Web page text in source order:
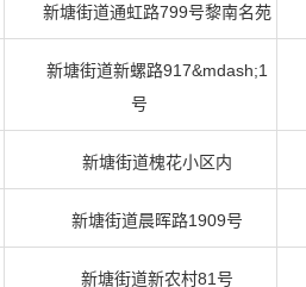
新塘街道通虹路799号黎南名苑
新塘街道新螺路917&mdash;1
号
新塘街道槐花小区内
新塘街道晨晖路1909号
新塘街道新农村81号